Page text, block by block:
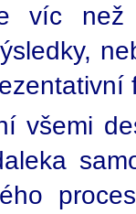
víc
všemi